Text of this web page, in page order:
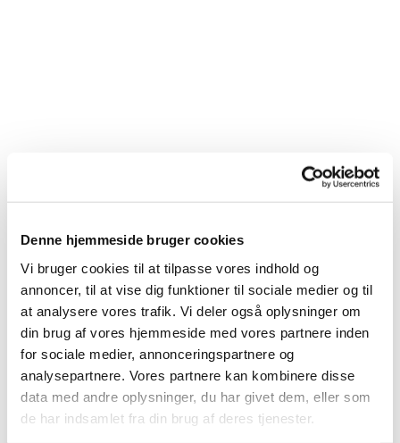
Denne hjemmeside bruger cookies
Vi bruger cookies til at tilpasse vores indhold og
annoncer, til at vise dig funktioner til sociale medier og til
at analysere vores trafik. Vi deler også oplysninger om
din brug af vores hjemmeside med vores partnere inden
for sociale medier, annonceringspartnere og
analysepartnere. Vores partnere kan kombinere disse
data med andre oplysninger, du har givet dem, eller som
de har indsamlet fra din brug af deres tjenester.